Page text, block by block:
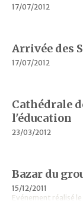
17/07/2012
Arrivée des
17/07/2012
Cathédrale
l'éducation
23/03/2012
Bazar du
15/12/2011
Evénement réalisé